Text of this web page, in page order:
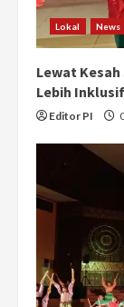
Lokal News
Lewat
Lebih
Editor PI